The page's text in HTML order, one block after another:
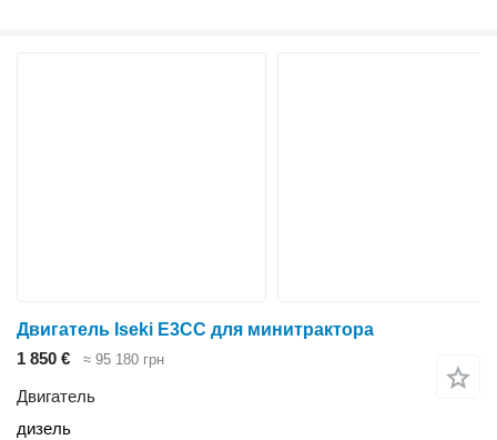
Двигатель Iseki E3CC для минитрактора
1 850 €
≈ 95 180 грн
Двигатель
дизель